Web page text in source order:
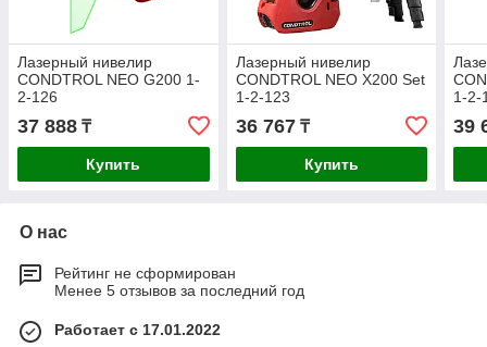
Лазерный нивелир
CONDTROL NEO G200 1-
2-126
37 888 ₸
Купить
Лазерный нивелир
CONDTROL NEO X200 Set
1-2-123
36 767₸
Купить
1-2-
39
О нас
Рейтинг не сформирован
Менее 5 отзывов за последний год
Работает с 17.01.2022